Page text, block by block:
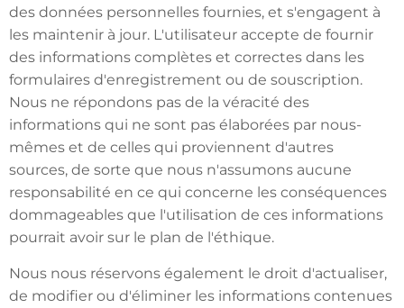
des données personnelles fournies, et s'engagent à
les maintenir à jour. L'utilisateur accepte de fournir
des informations complètes et correctes dans les
formulaires d'enregistrement ou de souscription.
Nous ne répondons pas de la véracité des
informations qui ne sont pas élaborées par nous-
mêmes et de celles qui proviennent d'autres
sources, de sorte que nous n'assumons aucune
responsabilité en ce qui concerne les conséquences
dommageables que l'utilisation de ces informations
pourrait avoir sur le plan de l'éthique.
Nous nous réservons également le droit d'actualiser,
de modifier ou d'éliminer les informations contenues